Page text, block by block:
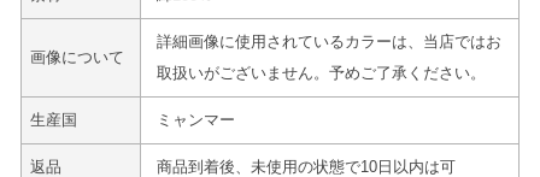
画像について
詳細画像に使用されているカラーは、当店ではお
取扱いがございません。予めご了承ください。
生産国 ミャンマー
返品 商品到着後、未使用の状態で10日以内は可